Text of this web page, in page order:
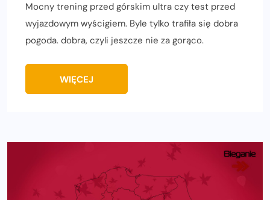
Mocny trening przed górskim ultra czy test przed
wyjazdowym wyścigiem. Byle tylko trafiła się dobra
pogoda. dobra, czyli jeszcze nie za gorąco.
WIĘCEJ